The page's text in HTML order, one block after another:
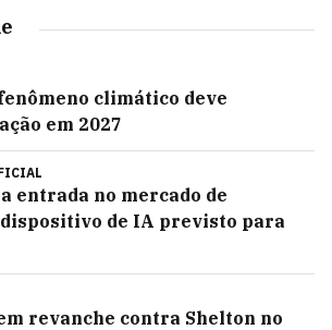
climático deve
em 2027
entrada no mercado de
de IA previsto para
revanche contra Shelton no